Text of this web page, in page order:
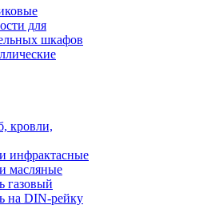
для
шкафов
кровли,
инфрактасные
масляные
газовый
на DIN-рейку